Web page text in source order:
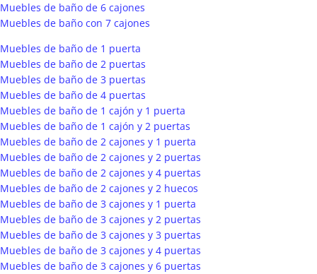
Muebles de baño de 6 cajones
Muebles de baño con 7 cajones
Muebles de baño de 1 puerta
Muebles de baño de 2 puertas
Muebles de baño de 3 puertas
Muebles de baño de 4 puertas
Muebles de baño de 1 cajón y 1 puerta
Muebles de baño de 1 cajón y 2 puertas
Muebles de baño de 2 cajones y 1 puerta
Muebles de baño de 2 cajones y 2 puertas
Muebles de baño de 2 cajones y 4 puertas
Muebles de baño de 2 cajones y 2 huecos
Muebles de baño de 3 cajones y 1 puerta
Muebles de baño de 3 cajones y 2 puertas
Muebles de baño de 3 cajones y 3 puertas
Muebles de baño de 3 cajones y 4 puertas
Muebles de baño de 3 cajones y 6 puertas